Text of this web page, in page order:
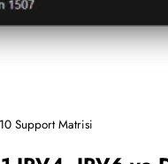
Support Matrisi